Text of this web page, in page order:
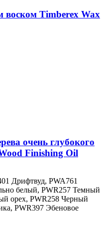
воском Timberex Wax
очень глубокого
Finishing Oil
Дрифтвуд, PWA761
белый, PWR257 Темный
орех, PWR258 Черный
PWR397 Эбеновое